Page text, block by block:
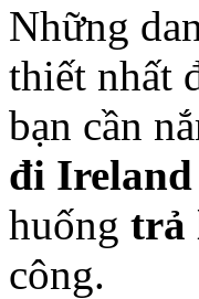
Những
thiết nhất
bạn cần
đi Ireland
huống trả
công.